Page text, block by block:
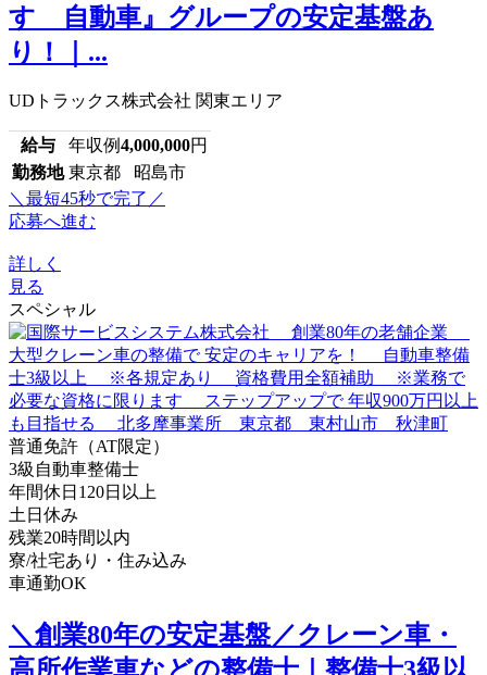
すゞ自動車』グループの安定基盤あ
り！｜...
UDトラックス株式会社 関東エリア
給与 年収例4,000,000円
勤務地 東京都 昭島市
＼最短45秒で完了／
応募へ進む
詳しく
見る
スペシャル
普通免許（AT限定）
3級自動車整備士
年間休日120日以上
土日休み
残業20時間以内
寮/社宅あり・住み込み
車通勤OK
＼創業80年の安定基盤／クレーン車・